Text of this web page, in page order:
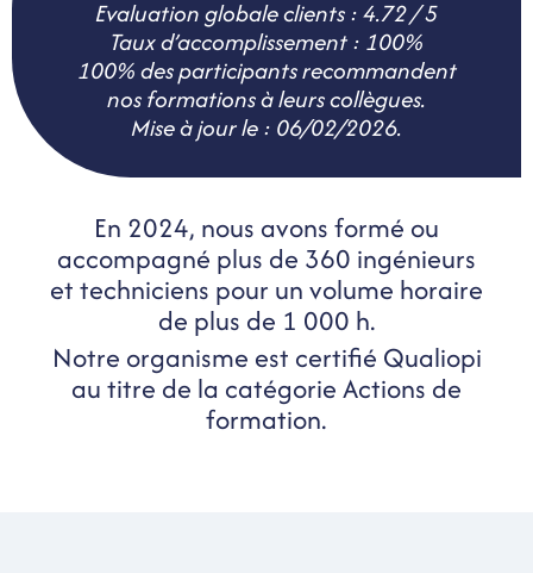
Evaluation globale clients : 4.72 / 5
Taux d’accomplissement : 100%
100% des participants recommandent
nos formations à leurs collègues.
Mise à jour le : 06/02/2026.
En 2024, nous avons formé ou
accompagné plus de 360 ingénieurs
et techniciens pour un volume horaire
de plus de 1 000 h.
Notre organisme est certifié Qualiopi
au titre de la catégorie Actions de
formation.